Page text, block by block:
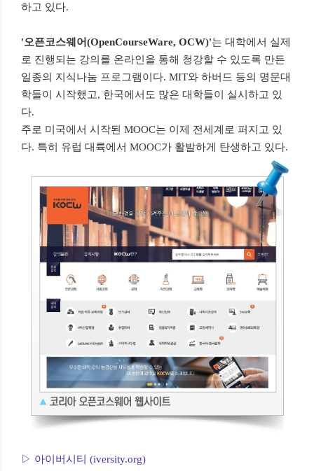
하고 있다.
'오픈코스웨어(OpenCourseWare, OCW)'는 대학에서 실제
로 진행되는 강의를 온라인을 통해 청강할 수 있도록 만든
일종의 지식나눔 프로그램이다. MIT와 하버드 등의 명문대
학들이 시작했고, 한국에서도 많은 대학들이 실시하고 있
다.
주로 미국에서 시작된 MOOC는 이제 전세계로 퍼지고 있
다. 특히 유럽 대륙에서 MOOC가 활발하게 탄생하고 있다.
▷ 아이버시티 (iversity.org)